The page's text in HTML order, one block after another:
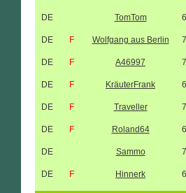
DE TomTom
DE F Wolfgang aus Berlin
DE F A46997
DE F KräuterFrank
DE F Traveller
DE F Roland64
DE Sammo
DE F Hinnerk